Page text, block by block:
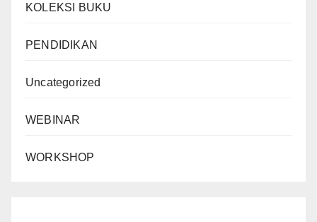
KOLEKSI BUKU
PENDIDIKAN
Uncategorized
WEBINAR
WORKSHOP